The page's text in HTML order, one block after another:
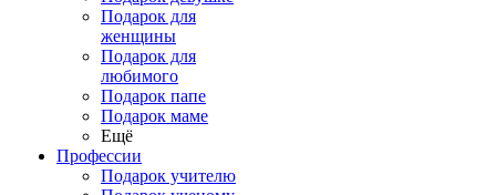
Подарок для
женщины
Подарок для
любимого
Подарок папе
Подарок маме
Ещё
Профессии
Подарок учителю